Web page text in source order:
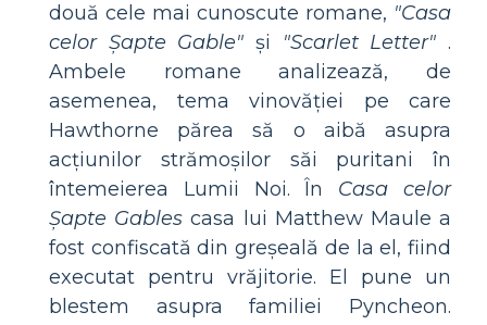
două cele mai cunoscute romane, "Casa
celor Șapte Gable" și "Scarlet Letter" .
Ambele romane analizează, de
asemenea, tema vinovăției pe care
Hawthorne părea să o aibă asupra
acțiunilor strămoșilor săi puritani în
întemeierea Lumii Noi. În Casa celor
Șapte Gables casa lui Matthew Maule a
fost confiscată din greșeală de la el, fiind
executat pentru vrăjitorie. El pune un
blestem asupra familiei Pyncheon.